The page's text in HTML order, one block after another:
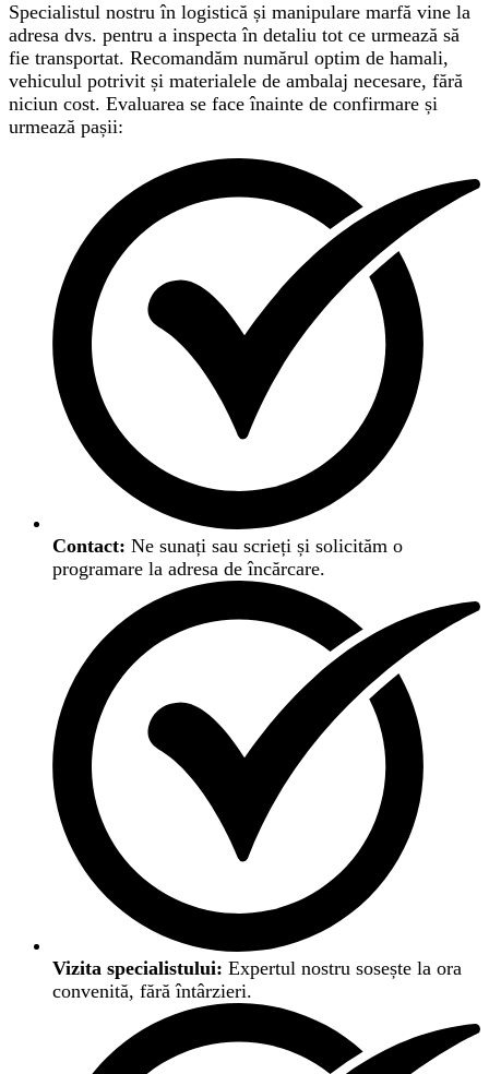
Specialistul nostru în logistică și manipulare marfă vine la
adresa dvs. pentru a inspecta în detaliu tot ce urmează să
fie transportat. Recomandăm numărul optim de hamali,
vehiculul potrivit și materialele de ambalaj necesare, fără
niciun cost. Evaluarea se face înainte de confirmare și
urmează pașii:
Contact: Ne sunați sau scrieți și solicităm o
programare la adresa de încărcare.
Vizita specialistului: Expertul nostru sosește la ora
convenită, fără întârzieri.